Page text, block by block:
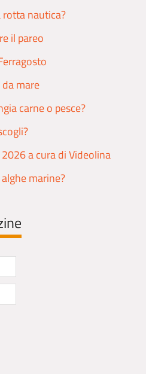
rotta nautica?
il pareo
mare
carne o pesce?
a cura di Videolina
marine?